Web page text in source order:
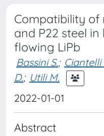
Compatibility of
and P22 steel
flowing LiPb
Bassini S.; Ciantelli
D.; Utili M.
2022-01-01
Abstract